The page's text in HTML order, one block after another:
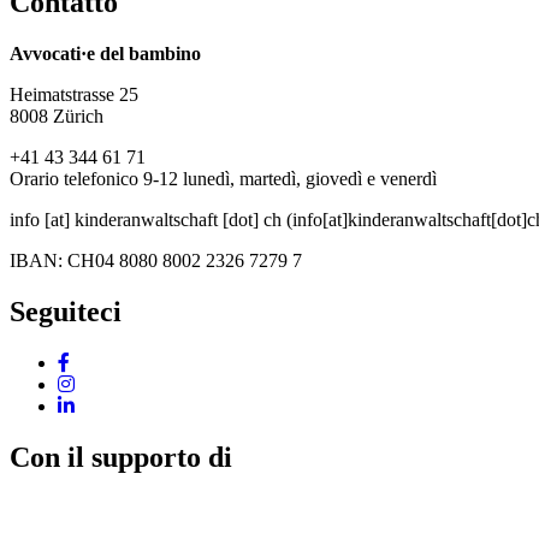
Avvocati·e del bambino
Heimatstrasse 25
8008 Zürich
+41 43 344 61 71
Orario telefonico 9-12 lunedì, martedì, giovedì e venerdì
info [at] kinderanwaltschaft [dot] ch
IBAN: CH04 8080 8002 2326 7279 7
Seguiteci
Con il supporto di